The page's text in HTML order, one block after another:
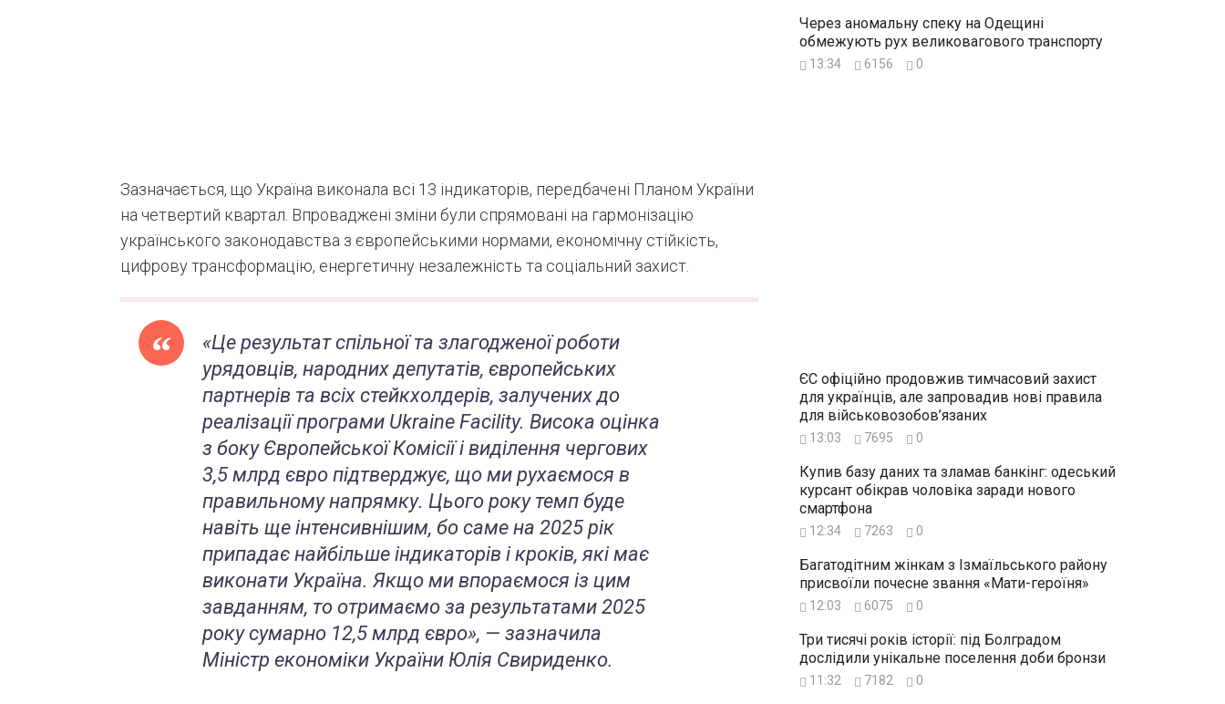
Зазначається, що Україна виконала всі 13 індикаторів, передбачені Планом України
на четвертий квартал. Впроваджені зміни були спрямовані на гармонізацію
українського законодавства з європейськими нормами, економічну стійкість,
цифрову трансформацію, енергетичну незалежність та соціальний захист.
«Це результат спільної та злагодженої роботи
урядовців, народних депутатів, європейських
партнерів та всіх стейкхолдерів, залучених до
реалізації програми Ukraine Facility. Висока оцінка
з боку Європейської Комісії і виділення чергових
3,5 млрд євро підтверджує, що ми рухаємося в
правильному напрямку. Цього року темп буде
навіть ще інтенсивнішим, бо саме на 2025 рік
припадає найбільше індикаторів і кроків, які має
виконати Україна. Якщо ми впораємося із цим
завданням, то отримаємо за результатами 2025
року сумарно 12,5 млрд євро», — зазначила
Міністр економіки України Юлія Свириденко.
Через аномальну спеку на Одещині
обмежують рух великовагового транспорту
13:34 6156 0
ЄС офіційно продовжив тимчасовий захист
для українців, але запровадив нові правила
для військовозобов’язаних
13:03 7695 0
Купив базу даних та зламав банкінг: одеський
курсант обікрав чоловіка заради нового
смартфона
12:34 7263 0
Багатодітним жінкам з Ізмаїльського району
присвоїли почесне звання «Мати-героїня»
12:03 6075 0
Три тисячі років історії: під Болградом
дослідили унікальне поселення доби бронзи
11:32 7182 0